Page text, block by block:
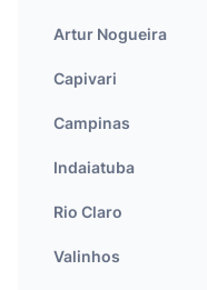
Artur Nogueira
Capivari
Campinas
Indaiatuba
Rio Claro
Valinhos